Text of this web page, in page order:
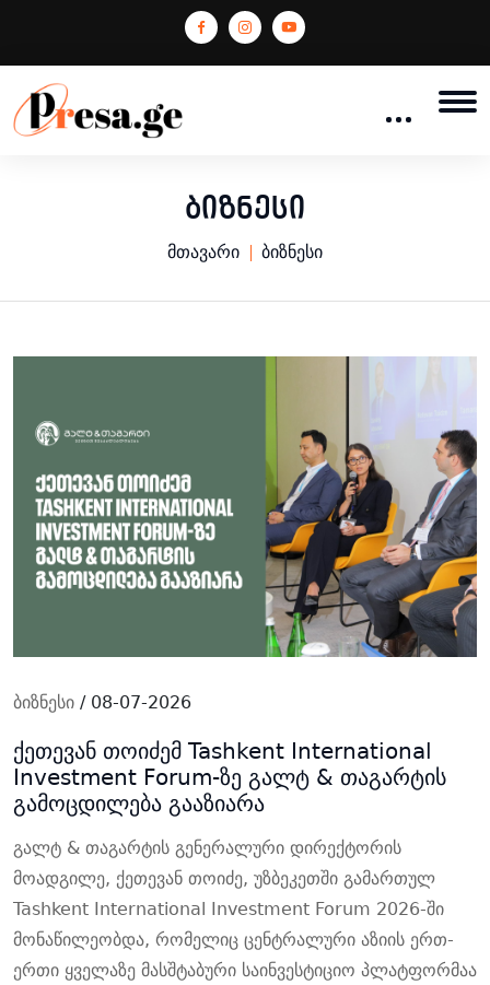
ბიზნესი
მთავარი ბიზნესი
ბიზნესი / 08-07-2026
ქეთევან თოიძემ Tashkent International
Investment Forum-ზე გალტ & თაგარტის
გამოცდილება გააზიარა
გალტ & თაგარტის გენერალური დირექტორის
მოადგილე, ქეთევან თოიძე, უზბეკეთში გამართულ
Tashkent International Investment Forum 2026-ში
მონაწილეობდა, რომელიც ცენტრალური აზიის ერთ-
ერთი ყველაზე მასშტაბური საინვესტიციო პლატფორმაა